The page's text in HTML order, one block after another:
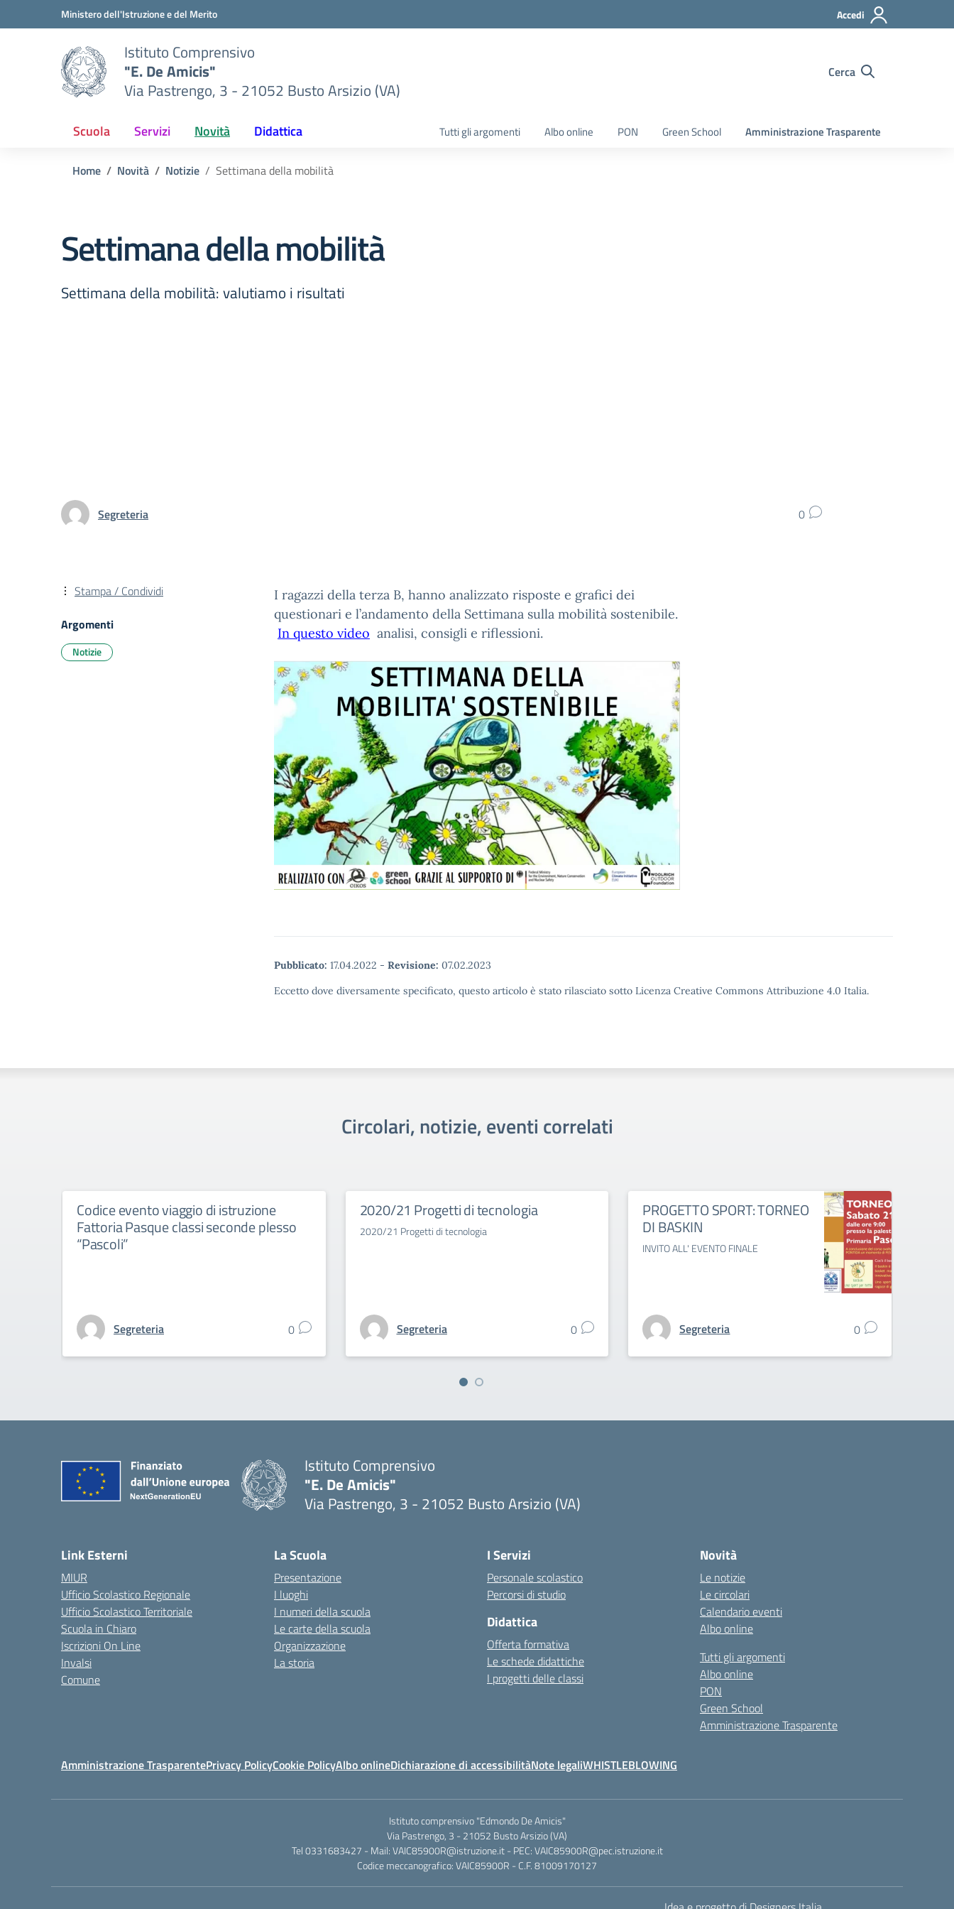
Vai ai contenuti
Vai al menu di navigazioneMinistero dell'Istruzione e del Merito Accedi
Istituto Comprensivo
"E. De Amicis"
Via Pastrengo, 3 - 21052 Busto Arsizio (VA)
Cerca
Scuola Servizi Novità Didattica Tutti gli argomenti Albo online PON Green School Amministrazione Trasparente
Home Novità Notizie Settimana della mobilità
Settimana della mobilità
Settimana della mobilità: valutiamo i risultati
Segreteria 0
I ragazzi della terza B, hanno analizzato risposte e grafici dei
questionari e l’andamento della Settimana sulla mobilità sostenibile.
In questo video analisi, consigli e riflessioni.
Pubblicato: 17.04.2022 - Revisione: 07.02.2023
Eccetto dove diversamente specificato, questo articolo è stato rilasciato sotto Licenza Creative Commons Attribuzione 4.0 Italia.
Stampa / Condividi
Argomenti
Notizie
Circolari, notizie, eventi correlati
Codice evento viaggio di istruzione
Fattoria Pasque classi seconde plesso
“Pascoli”
Segreteria 0
2020/21 Progetti di tecnologia
2020/21 Progetti di tecnologia
Segreteria 0
PROGETTO SPORT: TORNEO
DI BASKIN
INVITO ALL' EVENTO FINALE
Segreteria 0
Istituto Comprensivo
"E. De Amicis"
Via Pastrengo, 3 - 21052 Busto Arsizio (VA)
Link Esterni
MIUR
Ufficio Scolastico Regionale
Ufficio Scolastico Territoriale
Scuola in Chiaro
Iscrizioni On Line
Invalsi
Comune
La Scuola
Presentazione
I luoghi
I numeri della scuola
Le carte della scuola
Organizzazione
La storia
I Servizi
Personale scolastico
Percorsi di studio
Didattica
Offerta formativa
Le schede didattiche
I progetti delle classi
Novità
Le notizie
Le circolari
Calendario eventi
Albo online
Tutti gli argomenti
Albo online
PON
Green School
Amministrazione Trasparente
Amministrazione TrasparentePrivacy PolicyCookie PolicyAlbo onlineDichiarazione di accessibilitàNote legaliWHISTLEBLOWING
Istituto comprensivo "Edmondo De Amicis"
Via Pastrengo, 3 - 21052 Busto Arsizio (VA)
Tel 0331683427 - Mail: VAIC85900R@istruzione.it - PEC: VAIC85900R@pec.istruzione.it
Codice meccanografico: VAIC85900R - C.F. 81009170127